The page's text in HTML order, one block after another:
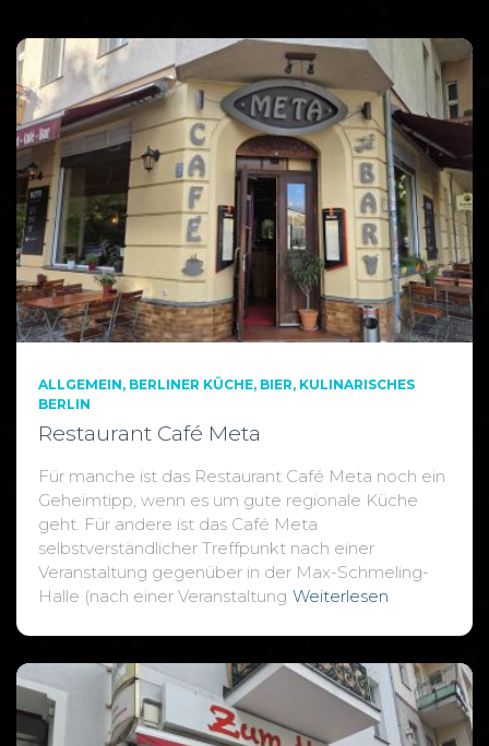
ALLGEMEIN BERLINER KÜCHE BIER KULINARISCHES
BERLIN
Restaurant Café Meta
Für manche ist das Restaurant Café Meta noch ein
Geheimtipp, wenn es um gute regionale Küche
geht. Für andere ist das Café Meta
selbstverständlicher Treffpunkt nach einer
Veranstaltung gegenüber in der Max-Schmeling-
Halle (nach einer Veranstaltung Weiterlesen